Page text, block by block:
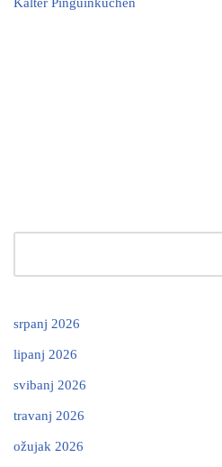
srpanj 2026
lipanj 2026
svibanj 2026
travanj 2026
ožujak 2026